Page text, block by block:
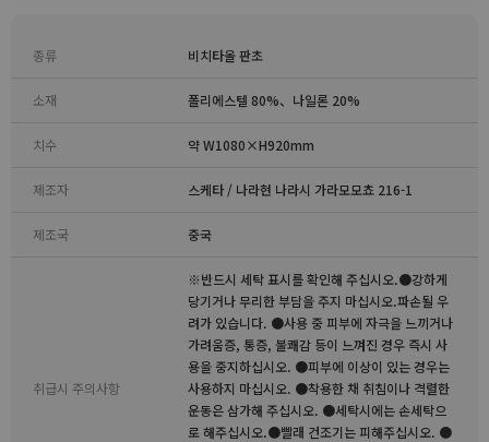
종류 비치타올 판초
소재 폴리에스텔 80%、나일론 20%
치수 약 W1080×H920mm
제조자 스케타 / 나라현 나라시 가라모모쵸 216-1
제조국 중국
취급시 주의사항
※반드시 세탁 표시를 확인해 주십시오.●강하게
당기거나 무리한 부담을 주지 마십시오.파손될 우
려가 있습니다. ●사용 중 피부에 자극을 느끼거나
가려움증, 통증, 불쾌감 등이 느껴진 경우 즉시 사
용을 중지하십시오. ●피부에 이상이 있는 경우는
사용하지 마십시오. ●착용한 채 취침이나 격렬한
운동은 삼가해 주십시오. ●세탁시에는 손세탁으
로 해주십시오.●빨래 건조기는 피해주십시오. ●